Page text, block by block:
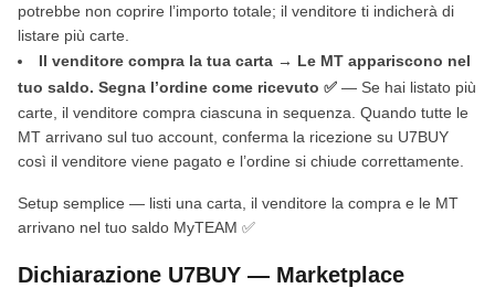
potrebbe non coprire l’importo totale; il venditore ti indicherà di
listare più carte.
Il venditore compra la tua carta → Le MT appariscono nel
tuo saldo. Segna l’ordine come ricevuto ✅ — Se hai listato più
carte, il venditore compra ciascuna in sequenza. Quando tutte le
MT arrivano sul tuo account, conferma la ricezione su U7BUY
così il venditore viene pagato e l’ordine si chiude correttamente.
Setup semplice — listi una carta, il venditore la compra e le MT
arrivano nel tuo saldo MyTEAM ✅
Dichiarazione U7BUY — Marketplace